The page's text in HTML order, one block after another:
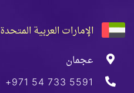
الإمارات العربية المتحدة
عجمان
+971 54 733 5591